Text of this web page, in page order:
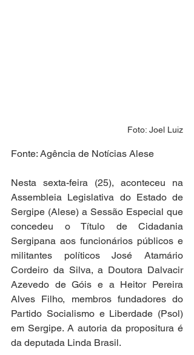
Foto: Joel Luiz
Fonte: Agência de Notícias Alese
Nesta sexta-feira (25), aconteceu na
Assembleia Legislativa do Estado de
Sergipe (Alese) a Sessão Especial que
concedeu o Título de Cidadania
Sergipana aos funcionários públicos e
militantes políticos José Atamário
Cordeiro da Silva, a Doutora Dalvacir
Azevedo de Góis e a Heitor Pereira
Alves Filho, membros fundadores do
Partido Socialismo e Liberdade (Psol)
em Sergipe. A autoria da propositura é
da deputada Linda Brasil.